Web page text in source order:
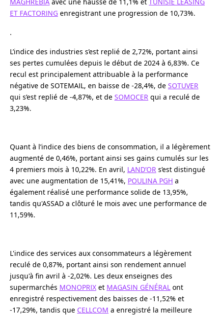
ET FACTORING enregistrant une progression de 10,73%.
.
L’indice des industries s’est replié de 2,72%, portant ainsi
ses pertes cumulées depuis le début de 2024 à 6,83%. Ce
recul est principalement attribuable à la performance
négative de SOTEMAIL, en baisse de -28,4%, de SOTUVER
qui s’est replié de -4,87%, et de SOMOCER qui a reculé de
3,23%.
Quant à l’indice des biens de consommation, il a légèrement
augmenté de 0,46%, portant ainsi ses gains cumulés sur les
4 premiers mois à 10,22%. En avril, LAND’OR s’est distingué
avec une augmentation de 15,41%, POULINA PGH a
également réalisé une performance solide de 13,95%,
tandis qu'ASSAD a clôturé le mois avec une performance de
11,59%.
L'indice des services aux consommateurs a légèrement
reculé de 0,87%, portant ainsi son rendement annuel
jusqu'à fin avril à -2,02%. Les deux enseignes des
supermarchés MONOPRIX et MAGASIN GÉNÉRAL ont
enregistré respectivement des baisses de -11,52% et
-17,29%, tandis que CELLCOM a enregistré la meilleure